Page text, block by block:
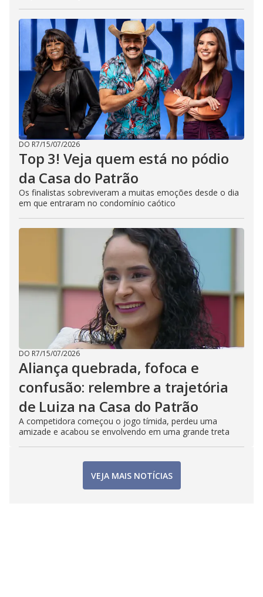
DO R7/15/07/2026
Top 3! Veja quem está no pódio
da Casa do Patrão
Os finalistas sobreviveram a muitas emoções desde o dia
em que entraram no condomínio caótico
DO R7/15/07/2026
Aliança quebrada, fofoca e
confusão: relembre a trajetória
de Luiza na Casa do Patrão
A competidora começou o jogo tímida, perdeu uma
amizade e acabou se envolvendo em uma grande treta
VEJA MAIS NOTÍCIAS